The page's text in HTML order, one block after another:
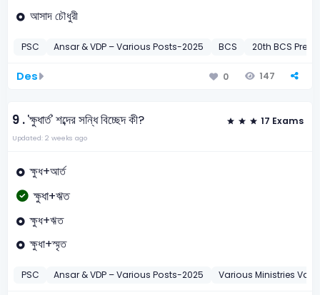
আসাদ চৌধুরী
PSC Ansar & VDP – Various Posts-2025 BCS 20th BCS Preli-
Des 0 147
9 .'ক্ষুধার্ত' শব্দের সন্ধি বিচ্ছেদ কী? 17 Exams
Updated: 2 weeks ago
ক্ষুধ+আর্ত
ক্ষুধা+ঋত
ক্ষুধ+ঋত
ক্ষুধা+স্মৃত
PSC Ansar & VDP – Various Posts-2025 Various Ministries